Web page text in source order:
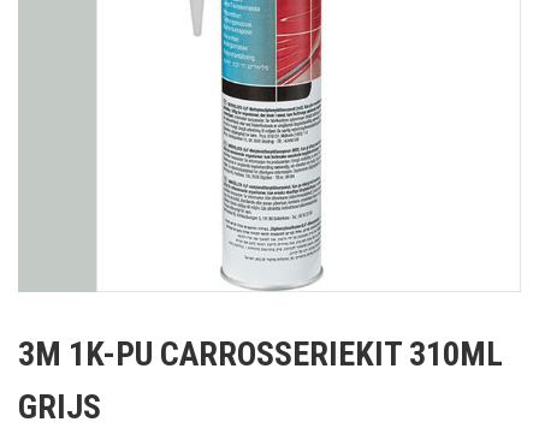
het
van
3M 1K-PU CARROSSERIEKIT 310ML
GRIJS